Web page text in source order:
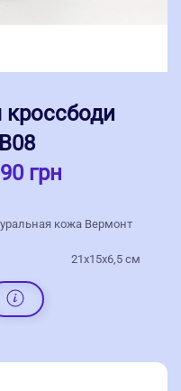
грн
кожа Вермонт
21х15х6,5 см